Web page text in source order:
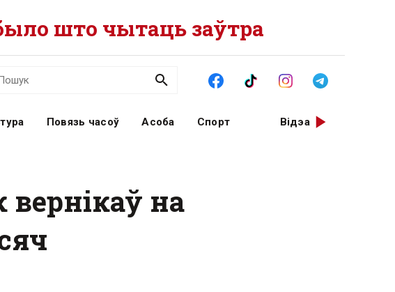
што чытаць заўтра
Повязь часоў Асоба Спорт Відэа
на